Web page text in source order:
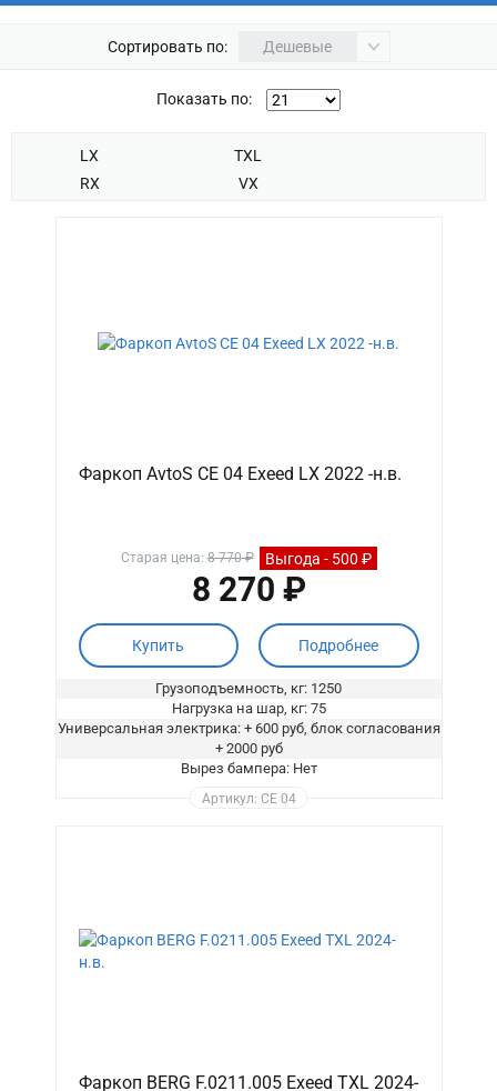
Сортировать по: Дешевые
Показать по:
LX
RX
TXL
VX
Фаркоп AvtoS CE 04 Exeed LX 2022 -н.в.
Старая цена:8 770 ₽ Выгода - 500 ₽
8 270 ₽
Купить Подробнее
Грузоподъемность, кг: 1250
Нагрузка на шар, кг: 75
Универсальная электрика: + 600 руб, блок согласования
+ 2000 руб
Вырез бампера: Нет
Артикул: CE 04
Фаркоп BERG F.0211.005 Exeed TXL 2024-